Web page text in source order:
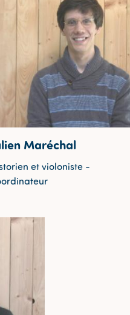
Maréchal
et violoniste -